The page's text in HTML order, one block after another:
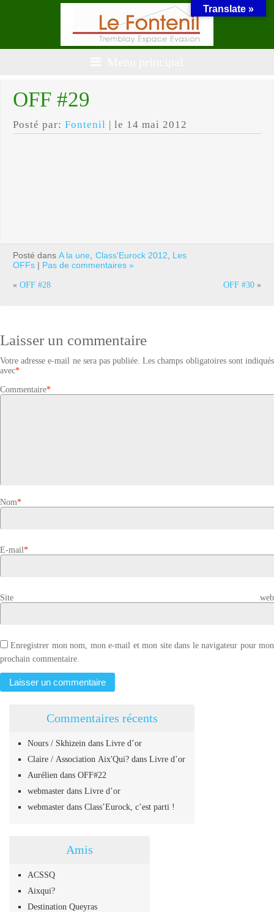
OFF #29
Posté par: Fontenil | le 14 mai 2012
Posté dans A la une Class'Eurock 2012
Les
OFFs | Pas de commentaires »
« OFF #28 OFF #30 »
Laisser un commentaire
Votre adresse e-mail ne sera pas publiée. Les champs obligatoires sont indiqués
avec*
Commentaire*
Nom*
E-mail*
Site web
Enregistrer mon nom, mon e-mail et mon site dans le navigateur pour mon
prochain commentaire.
Commentaires récents
Nours / Skhizein dans Livre d’or
Claire / Association Aix'Qui? dans Livre d’or
Aurélien dans OFF#22
webmaster dans Livre d’or
webmaster dans Class’Eurock, c’est parti !
Amis
ACSSQ
Aixqui?
Destination Queyras
Translate »